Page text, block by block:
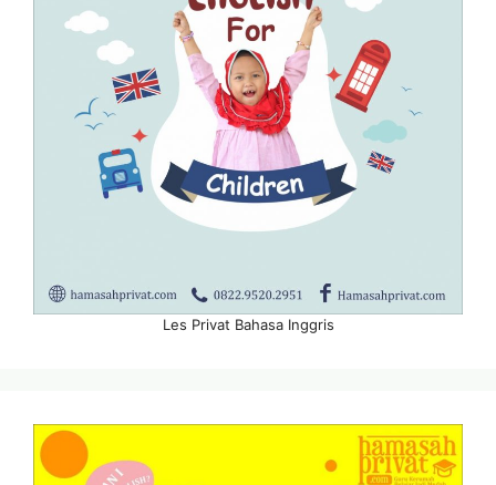
Les Privat Bahasa Inggris